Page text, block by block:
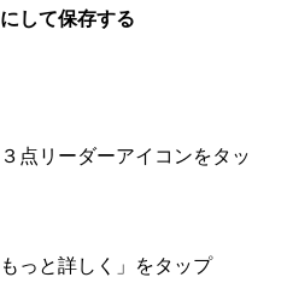
して保存する
点リーダーアイコンをタッ
っと詳しく」をタップ